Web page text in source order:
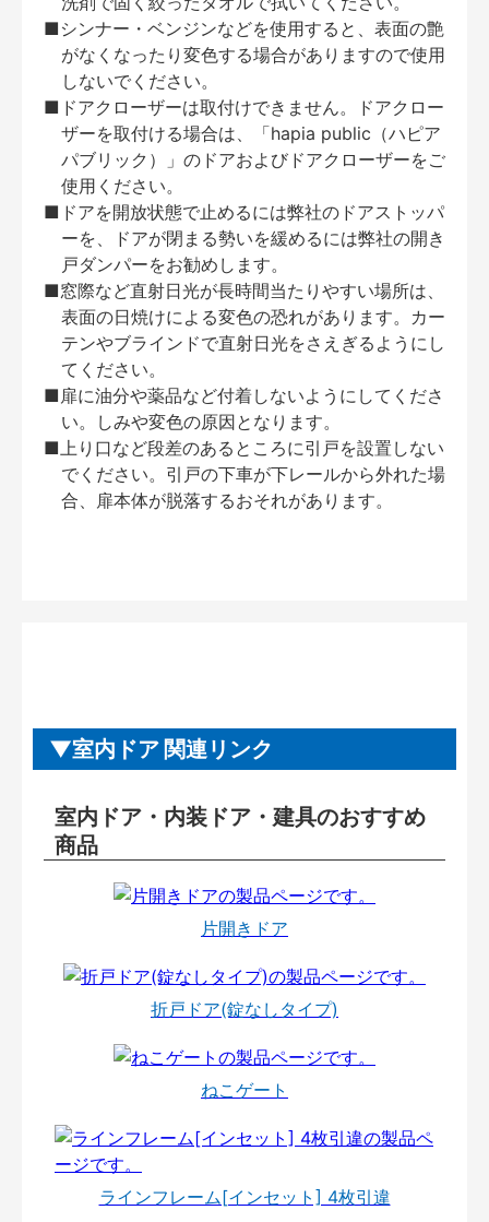
■シンナー・ベンジンなどを使用すると、表面の艶
がなくなったり変色する場合がありますので使用
しないでください。
■ドアクローザーは取付けできません。ドアクロー
ザーを取付ける場合は、「hapia public（ハピア
パブリック）」のドアおよびドアクローザーをご
使用ください。
■ドアを開放状態で止めるには弊社のドアストッパ
ーを、ドアが閉まる勢いを緩めるには弊社の開き
戸ダンパーをお勧めします。
■窓際など直射日光が長時間当たりやすい場所は、
表面の日焼けによる変色の恐れがあります。カー
テンやブラインドで直射日光をさえぎるようにし
てください。
■扉に油分や薬品など付着しないようにしてくださ
い。しみや変色の原因となります。
■上り口など段差のあるところに引戸を設置しない
でください。引戸の下車が下レールから外れた場
合、扉本体が脱落するおそれがあります。
室内ドア 関連リンク
室内ドア・内装ドア・建具のおすすめ
商品
片開きドア
折戸ドア(錠なしタイプ)
ねこゲート
ラインフレーム[インセット] 4枚引違